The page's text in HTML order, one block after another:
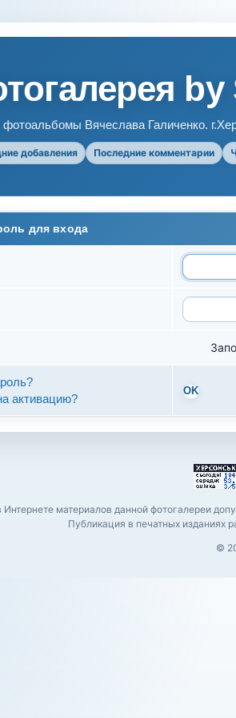
by
Вячеслава Галиченко.
добавления Последние комментарии
для входа
активацию?
OK
материалов данной фотогалереи
Публикация в печатных изданиях
©